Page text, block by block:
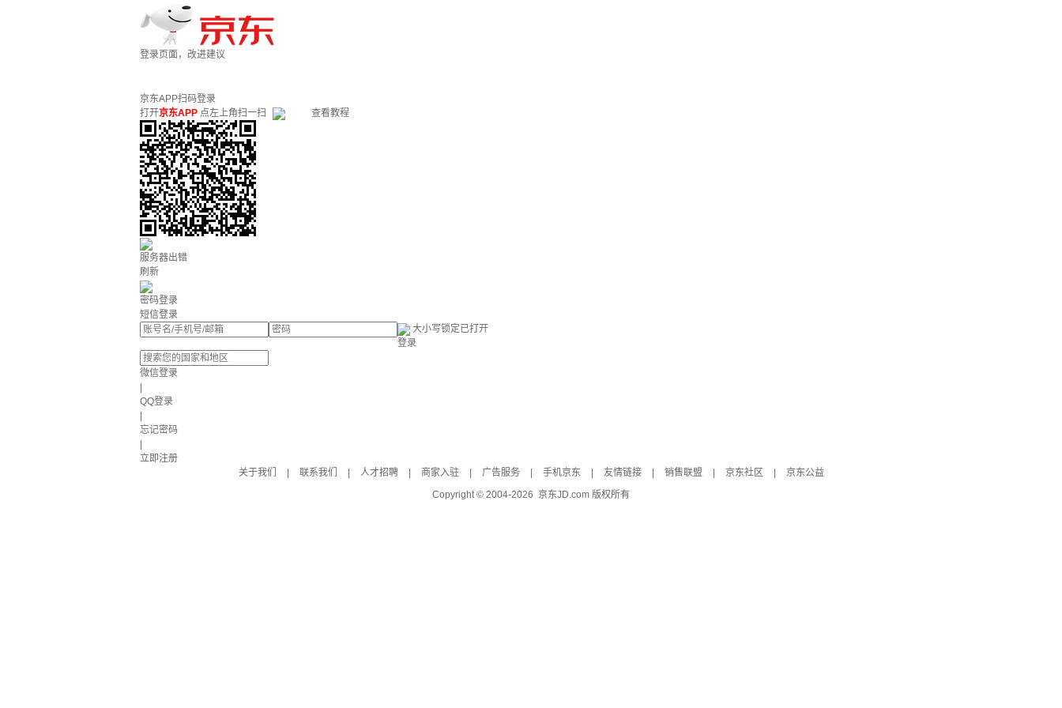
登录页面，改进建议
京东APP扫码登录
打开京东APP 点左上角扫一扫 查看教程
服务器出错
刷新
密码登录
短信登录
大小写锁定已打开
登录
微信登录
QQ登录
忘记密码
立即注册
关于我们
联系我们 人才招聘 商家入驻 广告服务 手机京东 友情链接 销售联盟 京东社区
京东公益
Copyright © 2004-2026 京东JD.com 版权所有